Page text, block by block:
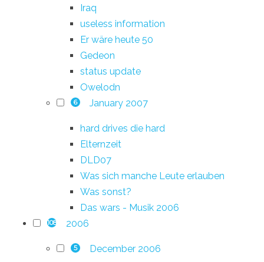
Iraq
useless information
Er wäre heute 50
Gedeon
status update
Owelodn
6 January 2007
hard drives die hard
Elternzeit
DLD07
Was sich manche Leute erlauben
Was sonst?
Das wars - Musik 2006
108 2006
5 December 2006